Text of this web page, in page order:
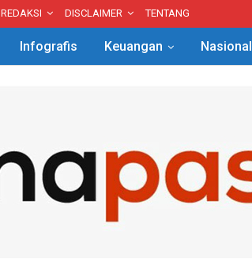
REDAKSI DISCLAIMER TENTANG
Infografis Keuangan Nasional